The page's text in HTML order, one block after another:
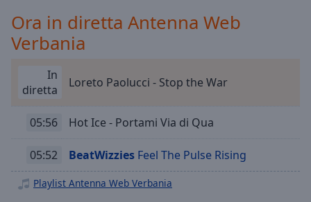
Descriptions
selected
Subtitles
subtitles
settings,
opens
subtitles
Ora in diretta Antenna Web
Verbania
In
diretta
Loreto Paolucci - Stop the War
05:56 Hot Ice - Portami Via di Qua
05:52 BeatWizzies Feel The Pulse Rising
Playlist Antenna Web Verbania